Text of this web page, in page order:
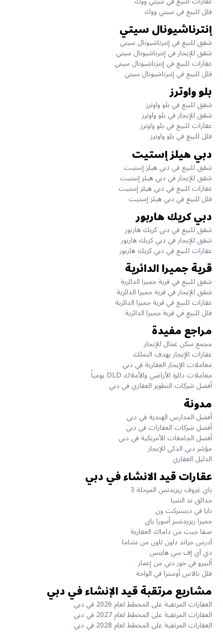
فلل للبيع في سيتي ووك
إنترناشيونال سيتي
شقق للبيع في إنترناشيونال سيتي
شقق للإيجار في إنترناشيونال سيتي
عقارات للبيع في إنترناشيونال سيتي
فلل للبيع في إنترناشيونال سيتي
بلو واوترز
شقق للبيع في بلو واوترز
شقق للإيجار في بلو واوترز
عقارات للبيع في بلو واوترز
فلل للبيع في بلو واوترز
دبي هيلز إستيت
شقق للبيع في دبي هيلز إستيت
شقق للإيجار في دبي هيلز إستيت
عقارات للبيع في دبي هيلز إستيت
فلل للبيع في دبي هيلز إستيت
دبي كريك هاربور
شقق للبيع في دبي كريك هاربور
شقق للإيجار في دبي كريك هاربور
عقارات للبيع في دبي كريك هاربور
قرية جميرا الدائرية
شقق للبيع في قرية جميرا الدائرية
شقق للإيجار في قرية جميرا الدائرية
عقارات للبيع في قرية جميرا الدائرية
فلل للبيع في قرية جميرا الدائرية
مراجع مفيدة
مجمع سكن عمال للإيجار
عقارات الإيجار بهدف التملك
معاملات الإيجار العقارية في دبي
معاملات دائرة الأراضي والأملاك DLD يومياً
أفضل شركات التطوير العقاري في دبي
مدونة
أفضل المدارس الهندية في دبي
أفضل شركات العقارات في دبي
أفضل الجامعات الأمريكية في دبي
مؤشر دبي الذكي للإيجار
الدليل العقاري
عقارات قيد الانشاء في دبي
باي غروف ريزيدنس المرحلة 3
حدائق ند الشبا
نايا في ديستركت ون
جميرا ريزيدنسز أسورا باي
صفا جيت من داماك العقارية
آدرس جراند داون تاون من نشاما
دي آي إف سي هايتس
ألبيرو في خور دبي من إعمار
فلل بالاس أوسترا في الواحة
مشاريع مرتقبة قيد الإنشاء في دبي
العقارات المرتقبة على المخطط لعام 2026 في دبي
العقارات المرتقبة على المخطط لعام 2027 في دبي
العقارات المرتقبة على المخطط لعام 2028 في دبي